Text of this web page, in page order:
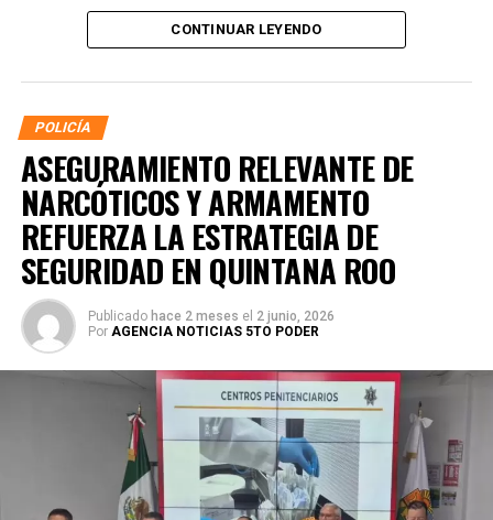
distintos municipios.
La coordinación tecnológica del C5 y el despliegue
operativo en campo permitieron la recuperación de105
relacionados con reportes de robo o probables
hechos delictivos. Además, se realizaron 24 mil 622
revisiones preventivasa personas y unidades
CONTINUAR LEYENDO
POLICÍA
ASEGURAMIENTO RELEVANTE DE
NARCÓTICOS Y ARMAMENTO
REFUERZA LA ESTRATEGIA DE
SEGURIDAD EN QUINTANA ROO
Publicado hace 2 meses el 2 junio, 2026
Por AGENCIA NOTICIAS 5TO PODER